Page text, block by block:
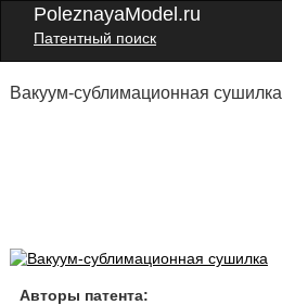
PoleznayaModel.ru
Патентный поиск
Вакуум-сублимационная сушилка
Авторы патента: